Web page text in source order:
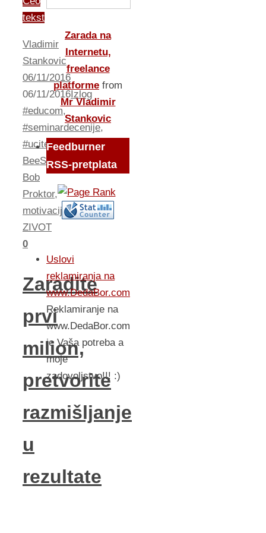
tekst
Vladimir
Stankovic
06/11/2016
06/11/2016Izlog
#educom,
#seminardecenije,
#uciteodnajboljih,
BeeShaper ,
Bob
Proktor,
motivacija,
ZIVOT
0
Zaradite
prvi
milion,
pretvorite
razmišljanje
u
rezultate
Zarada na
Internetu,
freelance
platforme from
Mr Vladimir
Stankovic
Feedburner
RSS-pretplata
Uslovi
reklamiranja na
www.DedaBor.com
Reklamiranje na
www.DedaBor.com
je Vaša potreba a
moje
zadovoljstvo!!! :)